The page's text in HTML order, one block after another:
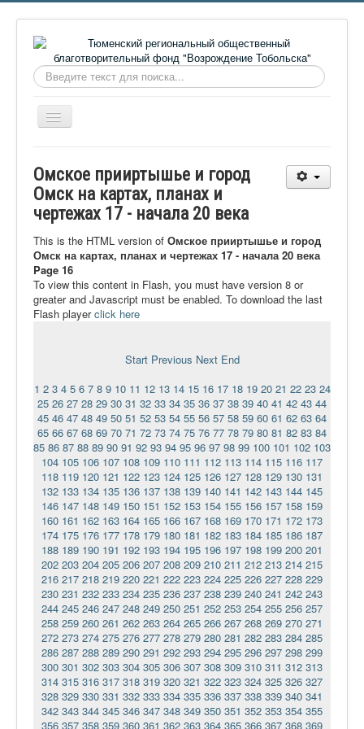
Искать...
Включить/
выключить
О фонде
Онлайн библиотека
Видеоматериалы
Контакты
Сайт проекта Достоевский
Ермаковополе.рф
Омское прииртышье и город
Омск на картах, планах и
чертежах 17 - начала 20 века
This is the HTML version of Омское прииртышье и город
Омск на картах, планах и чертежах 17 - начала 20 века
Page 16
To view this content in Flash, you must have version 8 or
greater and Javascript must be enabled. To download the last
Flash playerclick here
Start Previous Next End
1 2 3 4 5 6 7 8 9 10 11 12 13 14 15 16 17 18 19 20 21 22 23 24
25 26 27 28 29 30 31 32 33 34 35 36 37 38 39 40 41 42 43 44
45 46 47 48 49 50 51 52 53 54 55 56 57 58 59 60 61 62 63 64
65 66 67 68 69 70 71 72 73 74 75 76 77 78 79 80 81 82 83 84
85 86 87 88 89 90 91 92 93 94 95 96 97 98 99 100 101 102 103
104 105 106 107 108 109 110 111 112 113 114 115 116 117
118 119 120 121 122 123 124 125 126 127 128 129 130 131
132 133 134 135 136 137 138 139 140 141 142 143 144 145
146 147 148 149 150 151 152 153 154 155 156 157 158 159
160 161 162 163 164 165 166 167 168 169 170 171 172 173
174 175 176 177 178 179 180 181 182 183 184 185 186 187
188 189 190 191 192 193 194 195 196 197 198 199 200 201
202 203 204 205 206 207 208 209 210 211 212 213 214 215
216 217 218 219 220 221 222 223 224 225 226 227 228 229
230 231 232 233 234 235 236 237 238 239 240 241 242 243
244 245 246 247 248 249 250 251 252 253 254 255 256 257
258 259 260 261 262 263 264 265 266 267 268 269 270 271
272 273 274 275 276 277 278 279 280 281 282 283 284 285
286 287 288 289 290 291 292 293 294 295 296 297 298 299
300 301 302 303 304 305 306 307 308 309 310 311 312 313
314 315 316 317 318 319 320 321 322 323 324 325 326 327
328 329 330 331 332 333 334 335 336 337 338 339 340 341
342 343 344 345 346 347 348 349 350 351 352 353 354 355
356 357 358 359 360 361 362 363 364 365 366 367 368 369